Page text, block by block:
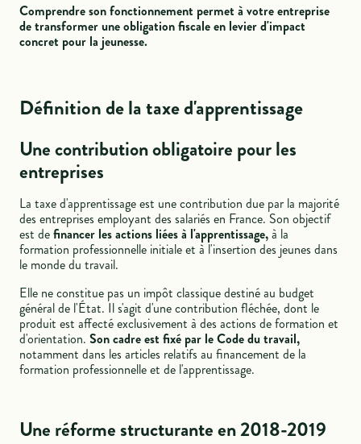
Comprendre son fonctionnement permet à votre entreprise
de transformer une obligation fiscale en levier d'impact
concret pour la jeunesse.
Définition de la taxe d'apprentissage
Une contribution obligatoire pour les
entreprises
La taxe d'apprentissage est une contribution due par la majorité
des entreprises employant des salariés en France. Son objectif
est definancer les actions liées à l'apprentissage,à la
formation professionnelle initiale et à l'insertion des jeunes dans
le monde du travail.
Elle ne constitue pas un impôt classique destiné au budget
général de l'État. Il s'agit d'une contribution fléchée, dont le
produit est affecté exclusivement à des actions de formation et
d'orientation. Son cadre est fixé par le Code du travail,
notamment dans les articles relatifs au financement de la
formation professionnelle et de l'apprentissage.
Une réforme structurante en 2018-2019